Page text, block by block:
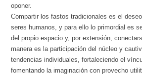
oponer.
Compartir los fastos tradicionales es el
seres humanos, y para ello lo primordial es
del propio espacio y, por extensión,
manera es la participación del núcleo y
tendencias individuales, fortaleciendo el
fomentando la imaginación con provecho